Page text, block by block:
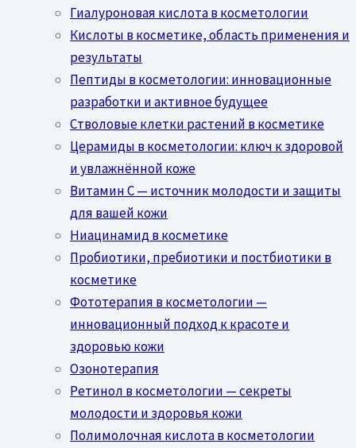
Гиалуроновая кислота в косметологии
Кислоты в косметике, область применения и
результаты
Пептиды в косметологии: инновационные
разработки и активное будущее
Стволовые клетки растений в косметике
Церамиды в косметологии: ключ к здоровой
и увлажнённой коже
Витамин C — источник молодости и защиты
для вашей кожи
Ниацинамид в косметике
Пробиотики, пребиотики и постбиотики в
косметике
Фототерапия в косметологии —
инновационный подход к красоте и
здоровью кожи
Озонотерапия
Ретинол в косметологии — секреты
молодости и здоровья кожи
Полимолочная кислота в косметологии